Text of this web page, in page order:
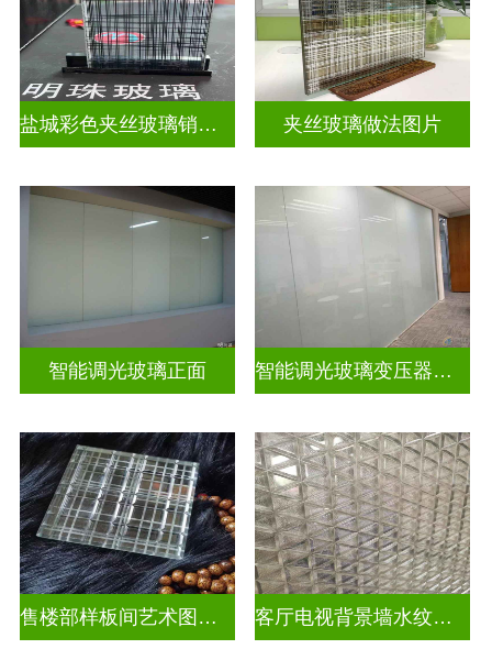
盐城彩色夹丝玻璃销售店 夹丝玻璃做法图片
智能调光玻璃正面 智能调光玻璃变压器的型号怎么看
售楼部样板间艺术图案车刻玻璃 客厅电视背景墙水纹车刻玻璃